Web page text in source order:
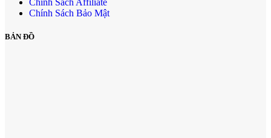
Chính Sách Bảo Mật
BẢN ĐỒ